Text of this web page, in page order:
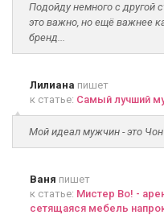
Подойду немного с другой
это важно, но ещё важнее
бренд...
Лилиана пишет
к статье: Самый лучший
Мой идеал мужчин - это
Ваня пишет
к статье: Мистер Во! -
сетящаяся мебель